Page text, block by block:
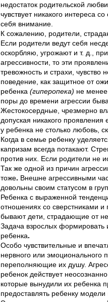
недостаток родительской
чувствует никакого интереса
себя внимание.
К сожалению, родители,
Если родители ведут себя
оскорбляю, угрожают и т. д.,
агрессивности, то эти
тревожность и страхи, чувство
поведение, как защитное от
ребенка (гиперопека) не менее
поры до времени агрессии
Жестокосердные, чрезмерно
допуская никакого
у ребенка не столько любовь,
Когда в семье ребенку
капризам всегда потакают.
против них. Если родители не
Так же одной из причин
тоже. Внешне агрессивными
довольны своим статусом в
Ребенка с выраженной
отношениях со сверстниками и
бывают дети, страдающие от
Задача взрослых формировать
ребенка.
Особо чувствительные и
нервного или эмоционального
переполняющие их душу.
ребенок действует
которые вынудили их ребенка
предоставлять ребенку